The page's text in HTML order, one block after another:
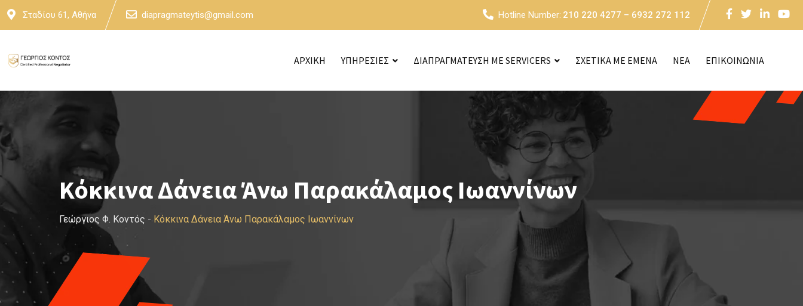
Skip
Σταδίου 61, Αθήνα diapragmateytis@gmail.com Hotline Number: 210 220 4277 – 6932 272 112
ΑΡΧΙΚΗ ΥΠΗΡΕΣΙΕΣ ΔΙΑΠΡΑΓΜΑΤΕΥΣΗ ΜΕ SERVICERS ΣΧΕΤΙΚΑ ΜΕ ΕΜΕΝΑ NEA ΕΠΙΚΟΙΝΩΝΙΑ
Κόκκινα Δάνεια Άνω Παρακάλαμος Ιωαννίνων
Γεώργιος Φ. Κοντός - Κόκκινα Δάνεια Άνω Παρακάλαμος Ιωαννίνων